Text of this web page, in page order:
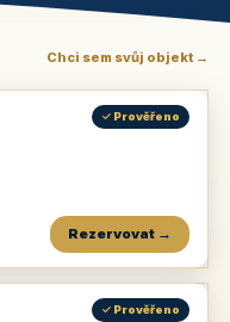
Chci sem svůj objekt →
✓ Prověřeno
Rezervovat →
✓ Prověřeno